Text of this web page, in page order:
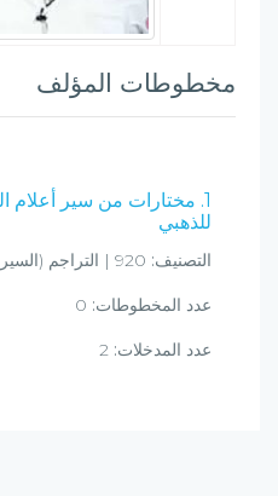
مخطوطات المؤلف
1. مختارات من سير أعلام
للذهبي
التصنيف:
عدد المخطوطات:
عدد المدخلات: